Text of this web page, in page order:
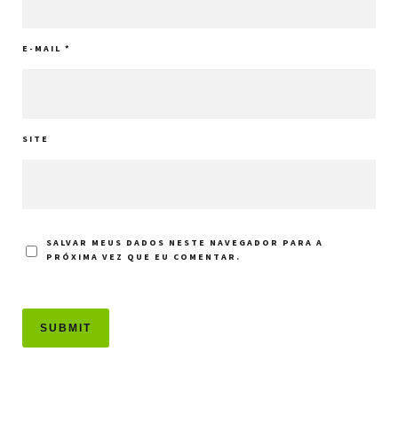
E-MAIL *
SITE
SALVAR MEUS DADOS NESTE NAVEGADOR PARA A
PRÓXIMA VEZ QUE EU COMENTAR.